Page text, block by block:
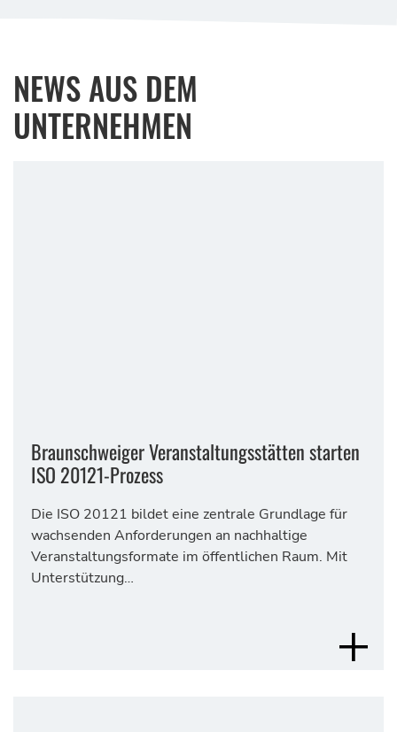
NEWS AUS DEM
UNTERNEHMEN
Braunschweiger Veranstaltungsstätten starten
ISO 20121-Prozess
Die ISO 20121 bildet eine zentrale Grundlage für
wachsenden Anforderungen an nachhaltige
Veranstaltungsformate im öffentlichen Raum. Mit
Unterstützung…
MEHR